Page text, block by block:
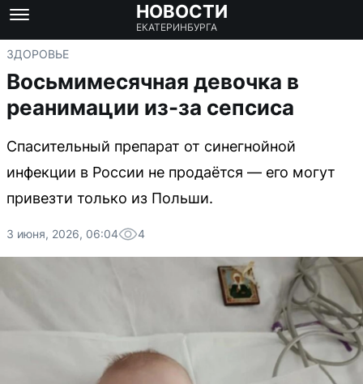
НОВОСТИ
ЕКАТЕРИНБУРГА
ЗДОРОВЬЕ
Восьмимесячная девочка в
реанимации из-за сепсиса
Спасительный препарат от синегнойной
инфекции в России не продаётся — его могут
привезти только из Польши.
3 июня, 2026, 06:04 4